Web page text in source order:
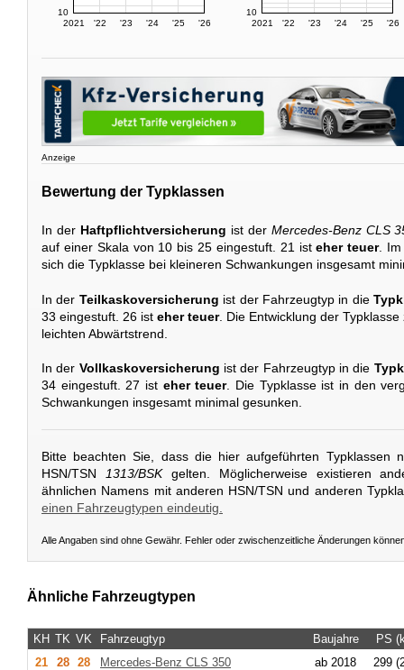
2021 '22 '23 '24 '25 '26
10
2021 '22 '23 '24 '25 '26
10
Anzeige
Bewertung der Typklassen
In der Haftpflichtversicherung ist der Mercedes-Benz CLS
auf einer Skala von 10 bis 25 eingestuft. 21 isteher teuer. Im
sich die Typklasse bei kleineren Schwankungen insgesamt
In der Teilkaskoversicherung ist der Fahrzeugtyp in die
33 eingestuft. 26 ist eher teuer. Die Entwicklung der
leichten Abwärtstrend.
In der Vollkaskoversicherung ist der Fahrzeugtyp in die
34 eingestuft. 27 ist eher teuer. Die Typklasse ist in den
Schwankungen insgesamt minimal gesunken.
Bitte beachten Sie, dass die hier aufgeführten Typklassen
HSN/TSN
1313/BSKgelten. Möglicherweise existieren
ähnlichen Namens mit anderen HSN/TSN und anderen
einen Fahrzeugtypen eindeutig.
Alle Angaben sind ohne Gewähr. Fehler oder zwischenzeitliche Änderungen
Ähnliche Fahrzeugtypen
KH TK VK Fahrzeugtyp Baujahre
PS
21
28 28 Mercedes-Benz CLS 350 ab 2018
299